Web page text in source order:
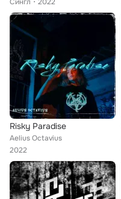
Risky Paradise
Aelius Octavius
2022